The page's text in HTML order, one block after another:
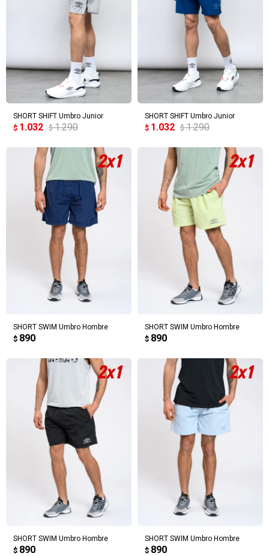
SHORT SHIFT Umbro Junior
$ 1.032 $ 1.290
SHORT SHIFT Umbro Junior
$ 1.032 $ 1.290
SHORT SWIM Umbro Hombre
$ 890
SHORT SWIM Umbro Hombre
$ 890
SHORT SWIM Umbro Hombre
$ 890
SHORT SWIM Umbro Hombre
$ 890